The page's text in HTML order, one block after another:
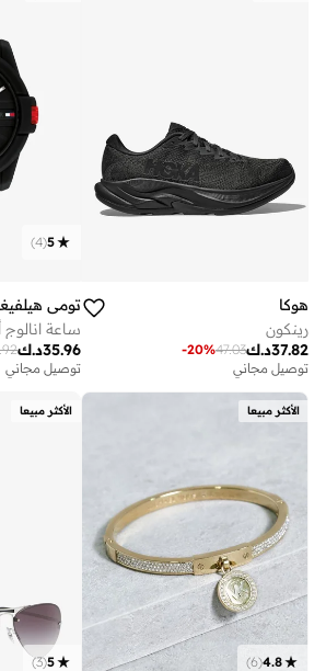
هوكا
رينكون
د.ك37.82
47.03
-20%
توصيل مجاني
5
(
4
)
تومي
ساعة
د.ك35.96
توصيل مجاني
الأكثر مبيعا
4.8
(
6
)
الأكثر مبيعا
5
(
3
)